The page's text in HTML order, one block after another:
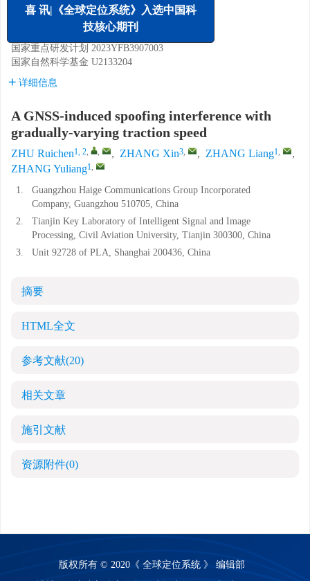
中国人民解放军92728部队, 上海 200436
国家重点研发计划 2023YFB3907003
国家自然科学基金 U2133204
详细信息
A GNSS-induced spoofing interference with
gradually-varying traction speed
ZHU Ruichen1, 2, , , ZHANG Xin3, , ZHANG Liang1,
,
ZHANG Yuliang1,
1.
Guangzhou Haige Communications Group Incorporated
Company, Guangzhou 510705, China
2.
Tianjin Key Laboratory of Intelligent Signal and Image
Processing, Civil Aviation University, Tianjin 300300, China
3.
Unit 92728 of PLA, Shanghai 200436, China
摘要
HTML全文
参考文献(20)
相关文章
施引文献
资源附件(0)
版权所有 © 2020《 全球定位系统 》 编辑部
喜 讯|《全球定位系统》入选中国科
技核心期刊